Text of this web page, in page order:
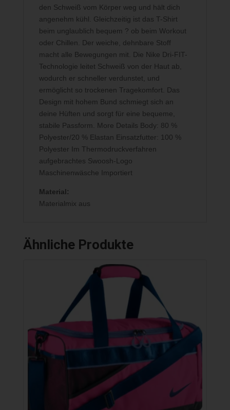
den Schweiß vom Körper weg und hält dich
angenehm kühl. Gleichzeitig ist das T-Shirt
beim unglaublich bequem ? ob beim Workout
oder Chillen. Der weiche, dehnbare Stoff
macht alle Bewegungen mit. Die Nike Dri-FIT-
Technologie leitet Schweiß von der Haut ab,
wodurch er schneller verdunstet, und
ermöglicht so trockenen Tragekomfort. Das
Design mit hohem Bund schmiegt sich an
deine Hüften und sorgt für eine bequeme,
stabile Passform. More Details Body: 80 %
Polyester/20 % Elastan Einsatzfutter: 100 %
Polyester Im Thermodruckverfahren
aufgebrachtes Swoosh-Logo
Maschinenwäsche Importiert
Material:
Materialmix aus
Ähnliche Produkte